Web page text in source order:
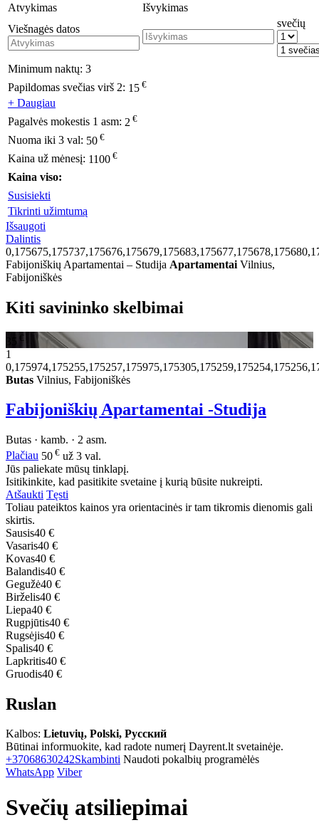
Atvykimas
Išvykimas
Viešnagės datos
svečių
Minimum naktų: 3
Papildomas svečias virš 2: 15 €
+ Daugiau
Pagalvės mokestis 1 asm: 2 €
Nuoma iki 3 val: 50 €
Kaina už mėnesį: 1100 €
Kaina viso:
Susisiekti
Tikrinti užimtumą
Išsaugoti
Dalintis
Fabijoniškių Apartamentai – Studija Apartamentai Vilnius,
Fabijoniškės
Kiti savininko skelbimai
35 €
1
Butas Vilnius, Fabijoniškės
Fabijoniškių Apartamentai -Studija
Butas · kamb. · 2 asm.
Plačiau 50 € už 3 val.
Jūs paliekate mūsų tinklapį.
Isitikinkite, kad pasitikite svetaine į kurią būsite nukreipti.
Atšaukti Tęsti
Toliau pateiktos kainos yra orientacinės ir tam tikromis dienomis gali
skirtis.
Sausis40 €
Vasaris40 €
Kovas40 €
Balandis40 €
Gegužė40 €
Birželis40 €
Liepa40 €
Rugpjūtis40 €
Rugsėjis40 €
Spalis40 €
Lapkritis40 €
Gruodis40 €
Ruslan
Kalbos: Lietuvių, Polski, Русский
Būtinai informuokite, kad radote numerį Dayrent.lt svetainėje.
+37068630242Skambinti Naudoti pokalbių programėlės
WhatsApp Viber
Svečių atsiliepimai